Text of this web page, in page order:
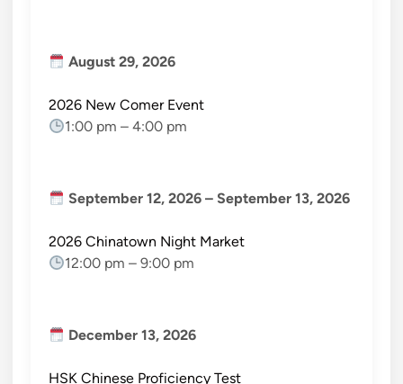
August 29, 2026
2026 New Comer Event
1:00 pm – 4:00 pm
September 12, 2026 – September 13, 2026
2026 Chinatown Night Market
12:00 pm – 9:00 pm
December 13, 2026
HSK Chinese Proficiency Test